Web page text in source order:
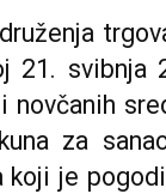
21. svibnja
novčanih
za
koji je